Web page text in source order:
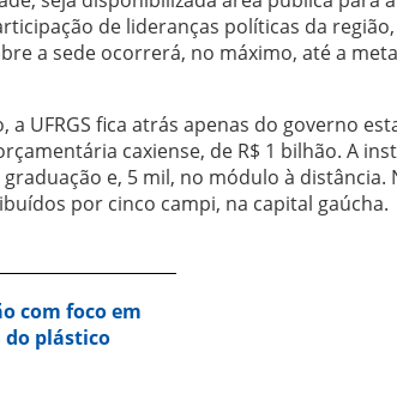
de lideranças políticas da região,
a sede ocorrerá, no máximo, até a
UFRGS fica atrás apenas do governo
caxiense, de R$ 1 bilhão. A
e, 5 mil, no módulo à distância.
por cinco campi, na capital gaúcha.
com foco em
plástico